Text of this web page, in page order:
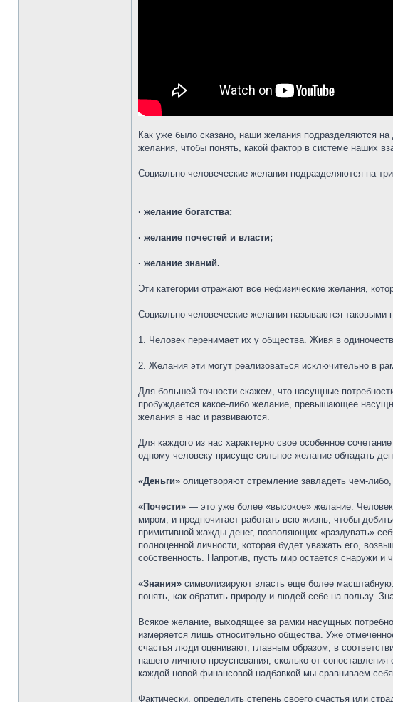
Как уже было сказано, наши желания подразделяются
желания, чтобы понять, какой фактор в системе наших
Социально-человеческие желания подразделяются на
· желание богатства;
· желание почестей и власти;
· желание знаний.
Эти категории отражают все нефизические желания,
Социально-человеческие желания называются таковыми
1. Человек перенимает их у общества. Живя в
2. Желания эти могут реализоваться исключительно в
Для большей точности скажем, что насущные
пробуждается какое-либо желание, превышающее
желания в нас и развиваются.
Для каждого из нас характерно свое особенное
одному человеку присуще сильное желание обладать
«Деньги» олицетворяют стремление завладеть чем-
«Почести» — это уже более «высокое» желание.
миром, и предпочитает работать всю жизнь, чтобы
примитивной жажды денег, позволяющих «раздувать»
полноценной личности, которая будет уважать его,
собственность. Напротив, пусть мир остается снаружи и
«Знания» символизируют власть еще более
понять, как обратить природу и людей себе на пользу.
Всякое желание, выходящее за рамки насущных
измеряется лишь относительно общества. Уже
счастья люди оценивают, главным образом, в
нашего личного преуспевания, сколько от
каждой новой финансовой надбавкой мы сравниваем
Фактически, определить степень своего счастья или